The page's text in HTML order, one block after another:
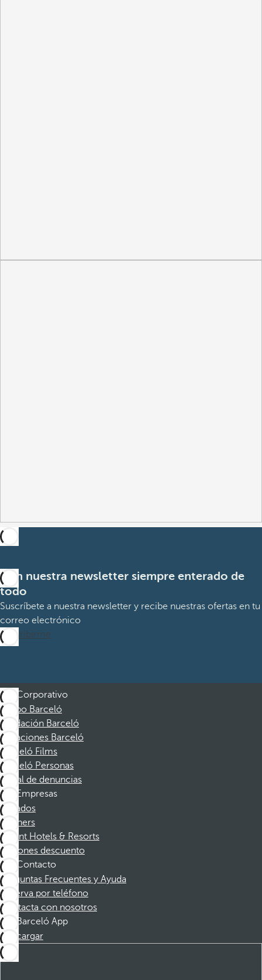
Con nuestra newsletter siempre enterado de
todo
Suscríbete a nuestra newsletter y recibe nuestras ofertas en tu
correo electrónico
Suscribirme
Corporativo
Grupo Barceló
Fundación Barceló
Vacaciones Barceló
Barceló Films
Barceló Personas
Canal de denuncias
Empresas
Afiliados
Partners
Dorint Hotels & Resorts
Cupones descuento
Contacto
Preguntas Frecuentes y Ayuda
Reserva por teléfono
Contacta con nosotros
Barceló App
Descargar